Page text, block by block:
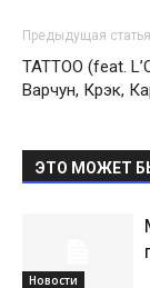
Предыдущая статья
TATTOO (feat.
Варчун, Крэк,
ЭТО МОЖЕТ
Новости